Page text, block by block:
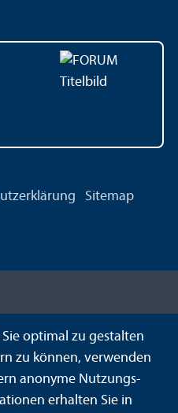
Sitemap
optimal zu gestalten
zu können, verwenden
anonyme Nutzungs­
erhalten Sie in